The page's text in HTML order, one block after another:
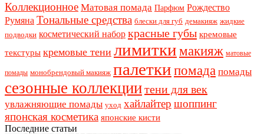
Коллекционное Матовая помада Парфюм Рождество
Румяна Тональные средства блески для губ демакияж жидкие
подводки косметический набор красные губы кремовые
текстуры кремовые тени лимиткимакияж матовые
помады монобрендовый макияж палеткипомада помады
сезонные коллекциитени для век
увлажняющие помады уход хайлайтер шоппинг
японская косметика японские кисти
Последние статьи